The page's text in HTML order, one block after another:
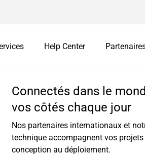
Vos challenges
Easy
Easy
Help Center
Connectés dans le
vos côtés chaque jour
Nos partenaires internationaux et
technique accompagnent vos projets
conception au déploiement.